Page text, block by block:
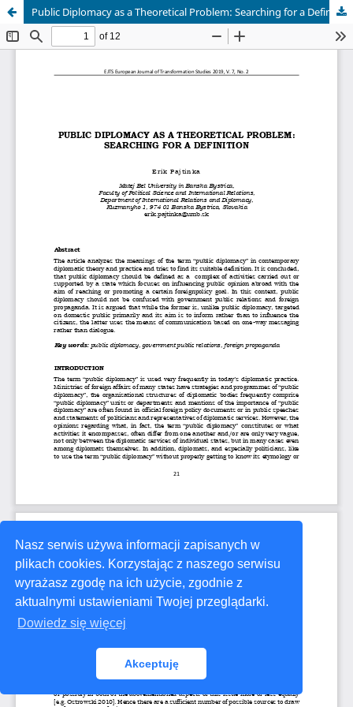
Nasz serwis używa informacji zapisanych w
plikach cookies. Korzystając z naszego serwisu
wyrażasz zgodę na ich użycie, zgodnie z
aktualnymi ustawieniami Twojej przeglądarki.
Dowiedz się więcej
Akceptuję
Public Diplomacy as a Theoretical Problem: Searching for a Definition